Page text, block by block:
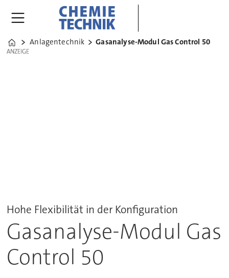
Home
Anlagentechnik Gasanalyse-Modul Gas Control 50
ANZEIGE
ANZEIGE
Hohe Flexibilität in der Konfiguration
Gasanalyse-Modul Gas
Control 50